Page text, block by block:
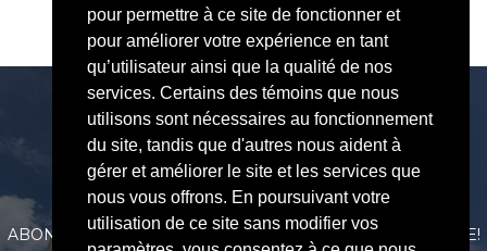
info@emosaique.org
POUR NE RIEN MANQUER
ABONNEZ-VOUS À LA LETTRE MENSUELLE DE MOSAÏQUE!
pour permettre à ce site de fonctionner et
pour améliorer votre expérience en tant
qu’utilisateur ainsi que la qualité de nos
services. Certains des témoins que nous
utilisons sont nécessaires au fonctionnement
du site, tandis que d'autres nous aident à
gérer et améliorer le site et les services que
nous vous offrons. En poursuivant votre
utilisation de ce site sans modifier vos